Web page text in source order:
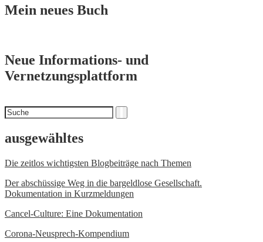
Mein neues Buch
Neue Informations- und
Vernetzungsplattform
Suchen
nach
ausgewähltes
Die zeitlos wichtigsten Blogbeiträge nach Themen
Der abschüssige Weg in die bargeldlose Gesellschaft.
Dokumentation in Kurzmeldungen
Cancel-Culture: Eine Dokumentation
Corona-Neusprech-Kompendium